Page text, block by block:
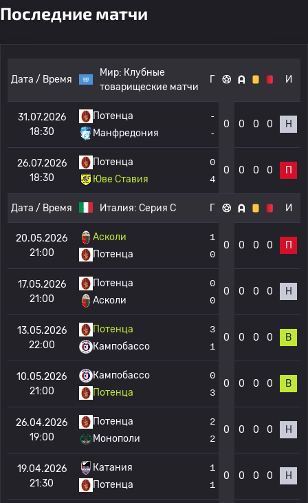
Последние матчи
Дата / Время
Мир: Клубные
товарищеские матчи
Г И
31.07.2026
18:30
Потенца
Манфредония
-
-
0 0 0 0 Н
26.07.2026
18:30
Потенца
Юве Ставия
0
4
0 0 0 0 П
Дата / Время Италия: Серия C Г И
20.05.2026
21:00
Асколи
Потенца
1
0
0 0 0 0 П
17.05.2026
21:00
Потенца
Асколи
0
0
0 0 0 0 Н
13.05.2026
22:00
Потенца
Кампобассо
3
1
0 0 0 0 В
10.05.2026
21:00
Кампобассо
Потенца
0
3
0 0 0 0 В
26.04.2026
19:00
Потенца
Монополи
2
2
0 0 0 0 Н
19.04.2026
21:30
Катания
Потенца
1
1
0 0 0 0 Н